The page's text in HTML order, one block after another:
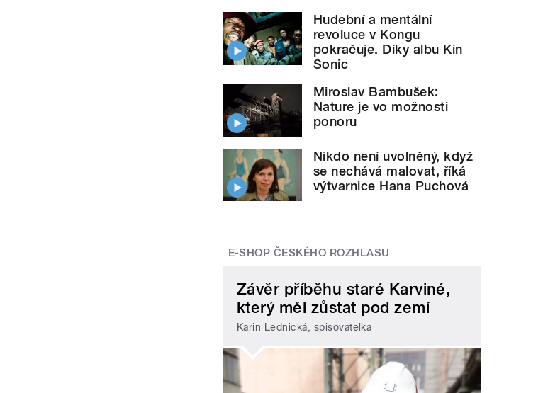
Hudební a mentální
revoluce v Kongu
pokračuje. Díky albu Kin
Sonic
Miroslav Bambušek:
Nature je vo možnosti
ponoru
Nikdo není uvolněný, když
se nechává malovat, říká
výtvarnice Hana Puchová
E-SHOP ČESKÉHO ROZHLASU
Závěr příběhu staré Karviné,
který měl zůstat pod zemí
Karin Lednická, spisovatelka